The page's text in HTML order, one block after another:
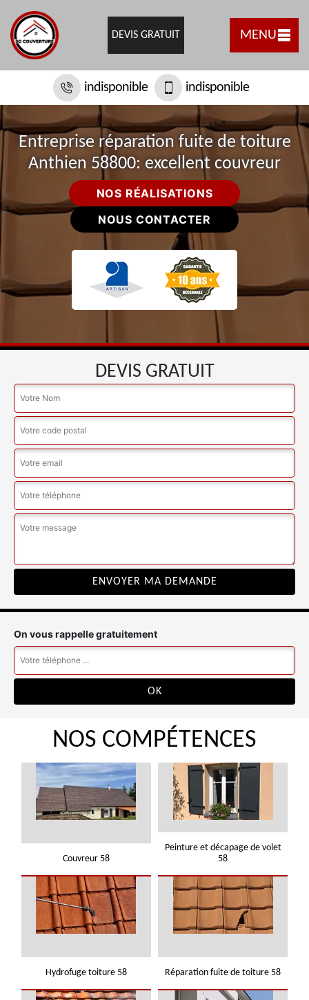
DEVIS GRATUIT MENU
indisponible indisponible
Entreprise réparation fuite de toiture
Anthien 58800: excellent couvreur
NOS RÉALISATIONS
NOUS CONTACTER
DEVIS GRATUIT
On vous rappelle gratuitement
NOS COMPÉTENCES
Couvreur 58
Peinture et décapage de volet
58
Hydrofuge toiture 58 Réparation fuite de toiture 58